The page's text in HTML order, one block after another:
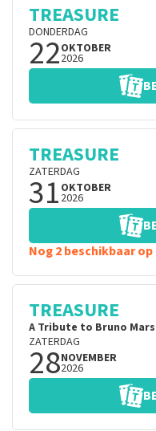
TREASURE
DONDERDAG
22OKTOBER
2026
TREASURE
ZATERDAG
31 OKTOBER
2026
Nog 2 beschikbaar
TREASURE
A Tribute to Bruno Mars
ZATERDAG
28NOVEMBER
2026